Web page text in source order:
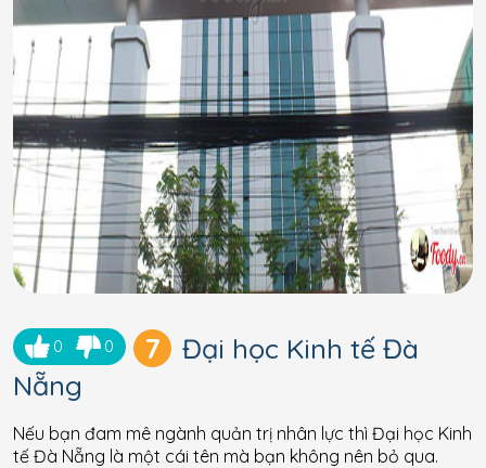
0 0 7
Đại học Kinh tế Đà
Nẵng
Nếu bạn đam mê ngành quản trị nhân lực thì Đại học Kinh
tế Đà Nẵng là một cái tên mà bạn không nên bỏ qua.